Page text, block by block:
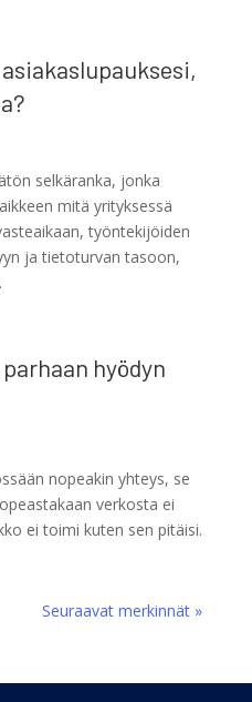
selkäranka, jonka
mitä yrityksessä
työntekijöiden
ja tietoturvan tasoon,
hyödyn
nopeakin yhteys, se
verkosta ei
ei toimi kuten sen pitäisi.
Seuraavat merkinnät »